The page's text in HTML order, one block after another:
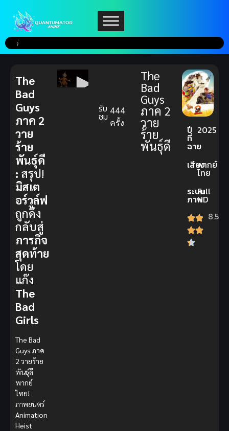
รับ
ชม 444
ครั้ง
The
Bad
Guys
ภาค 2
วาย
ร้าย
พันธุ์ดี
ปี
ที่
ฉาย
2025
เสียงพากย์
ไทย
ระบบ
ภาพ
Full
HD
8.5
The
Bad
Guys
ภาค 2
วาย
ร้าย
พันธุ์ดี
: สรุป!
มิสเต
อร์วูล์ฟ
ถูกดึง
กลับสู่
ภารกิจ
สุดท้าย
โดย
แก๊ง
The
Bad
Girls
The Bad
Guys ภาค
2 วายร้าย
พันธุ์ดี
พากย์
ไทย!
ภาพยนตร์
Animation
Heist